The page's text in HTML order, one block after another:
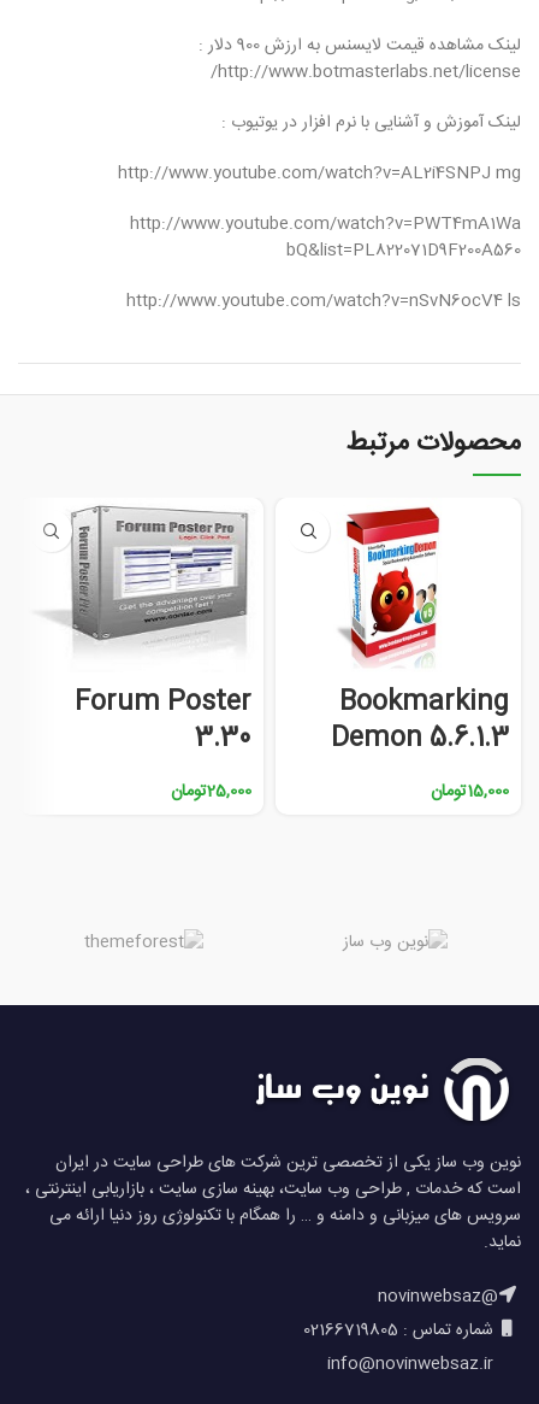
لینک مشاهده قیمت لایسنس به ارزش 900 دلار :
http://www.botmasterlabs.net/license/
لینک آموزش و آشنایی با نرم افزار در یوتیوب :
http://www.youtube.com/watch?v=AL2i4SNPJ mg
http://www.youtube.com/watch?v=PWT4mA1Wa
bQ&list=PL822071D9F200A560
http://www.youtube.com/watch?v=nSvN6ocV4 ls
محصولات مرتبط
Bookmarking
Demon 5.6.1.3
15,000تومان
Forum Poster
3.30
25,000تومان
نوین وب ساز یکی از تخصصی ترین شرکت های طراحی سایت در ایران
است که خدمات , طراحی وب سایت، بهینه سازی سایت ، بازاریابی اینترنتی ،
سرویس های میزبانی و دامنه و … را همگام با تکنولوژی روز دنیا ارائه می
نماید.
@novinwebsaz
شماره تماس : 02166719805